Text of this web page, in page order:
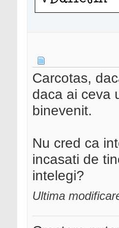
Carcotas,
daca ai ceva
binevenit.
Nu cred ca
incasati de
intelegi?
Ultima